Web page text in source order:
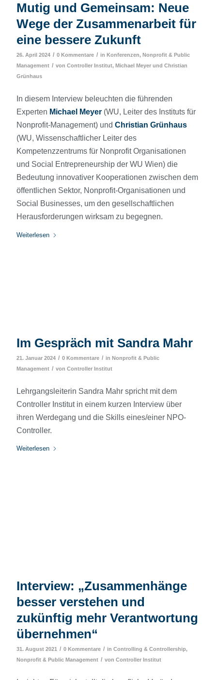
Mutig und Gemeinsam: Neue
Wege der Zusammenarbeit für
eine bessere Zukunft
26. April 2024 / 0 Kommentare / in Konferenzen, Nonprofit & Public
Management / von Controller Institut, Michael Meyerund Christian
Grünhaus
In diesem Interview beleuchten die führenden
Experten Michael Meyer(WU, Leiter des Instituts für
Nonprofit-Management) und Christian Grünhaus
(WU, Wissenschaftlicher Leiter des
Kompetenzzentrums für Nonprofit Organisationen
und Social Entrepreneurship der WU Wien) die
Bedeutung innovativer Kooperationen zwischen dem
öffentlichen Sektor, Nonprofit-Organisationen und
Social Businesses, um den gesellschaftlichen
Herausforderungen wirksam zu begegnen.
Weiterlesen
Im Gespräch mit Sandra Mahr
21. Januar 2024 / 0 Kommentare / in Nonprofit & Public
Management / von Controller Institut
Lehrgangsleiterin Sandra Mahr spricht mit dem
Controller Institut in einem kurzen Interview über
ihren Werdegang und die Skills eines/einer NPO-
Controller.
Weiterlesen
Interview: „Zusammenhänge
besser verstehen und
zukünftig mehr Verantwortung
übernehmen“
31. August 2021 / 0 Kommentare / in Controlling & Controllership,
Nonprofit & Public Management / von Controller Institut